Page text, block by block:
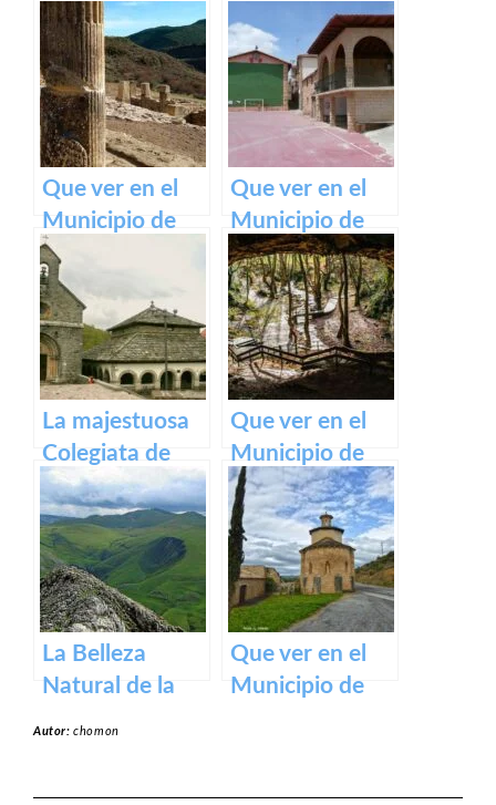
Descubre la
belleza de este
pueblo.
Pirineos
Que ver en el
Municipio de
Eslava
(Navarra) en
Navarra
Que ver en el
Municipio de
Armañanzas en
Navarra
La majestuosa
Colegiata de
Roncesvalles:
un tesoro
medieval en los
Pirineos
Que ver en el
Municipio de
Zugarramurdi
en Navarra
La Belleza
Natural de la
Que ver en el
Municipio de
Autor:chomon